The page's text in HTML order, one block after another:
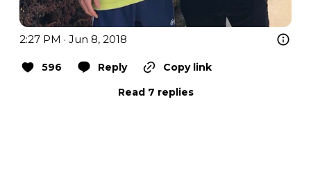
2:27 PM · Jun 8, 2018
596 Reply
Copy link
Read 7 replies